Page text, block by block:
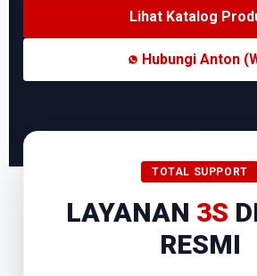
Lihat Katalog
Hubungi Anton
TOTAL SUPPORT
LAYANAN 3S
RESMI